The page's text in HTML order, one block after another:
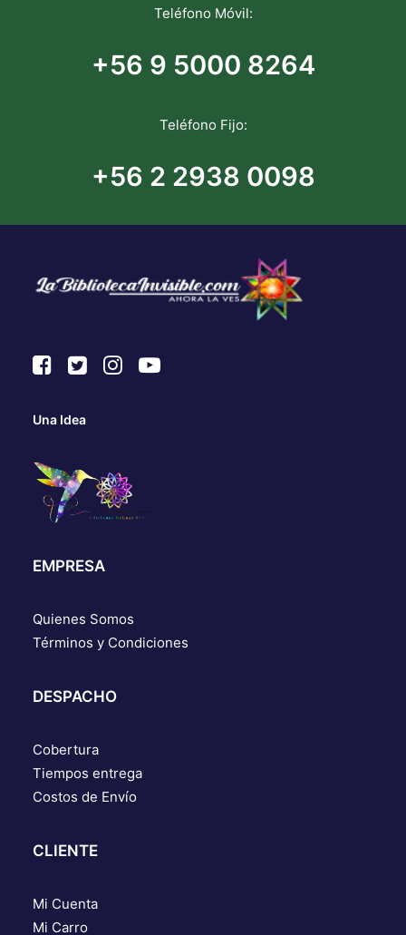
Teléfono Móvil:
+56 9 5000 8264
Teléfono Fijo:
+56 2 2938 0098
Una Idea
EMPRESA
Quienes Somos
Términos y Condiciones
DESPACHO
Cobertura
Tiempos entrega
Costos de Envío
CLIENTE
Mi Cuenta
Mi Carro